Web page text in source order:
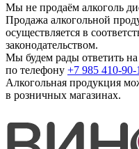
Мы не продаём алкоголь
Продажа алкогольной
осуществляется в
законодательством.
Мы будем рады ответить
по телефону +7 985 410-90-
Алкогольная продукция
в розничных магазинах.